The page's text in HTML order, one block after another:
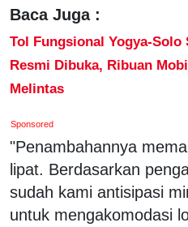
Baca Juga :
Tol Fungsional Yogya-Solo
Resmi Dibuka, Ribuan
Melintas
Sponsored
"Penambahannya
lipat. Berdasarkan
sudah kami antisipasi
untuk mengakomodasi